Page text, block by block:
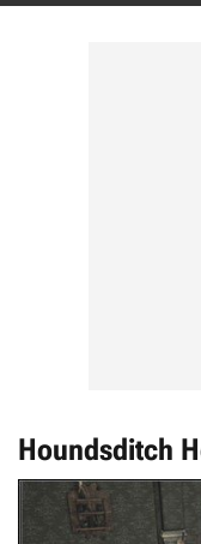
Houndsditch